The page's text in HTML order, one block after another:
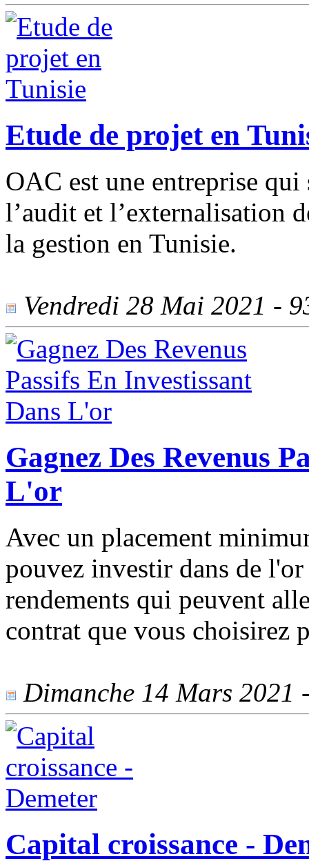
Etude de projet en
OAC est une entreprise
l’audit et l’externalisation
la gestion en Tunisie.
Vendredi 28 Mai 2021 -
Gagnez Des Revenus
L'or
Avec un placement
pouvez investir dans de
rendements qui peuvent
contrat que vous choisirez
Dimanche 14 Mars 2021
Capital croissance -